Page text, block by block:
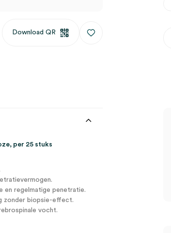
Download QR
per 25 stuks
en regelmatige penetratie.
zonder biopsie-effect.
vocht.